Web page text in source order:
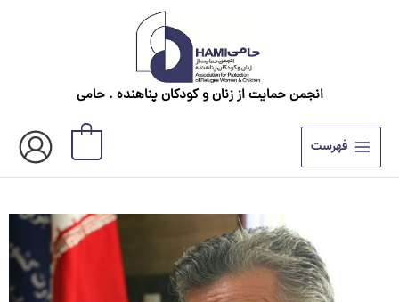
انجمن حمایت از زنان و کودکان پناهنده . حامی
فهرست